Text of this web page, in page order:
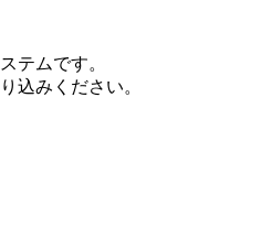
テムです。
込みください。